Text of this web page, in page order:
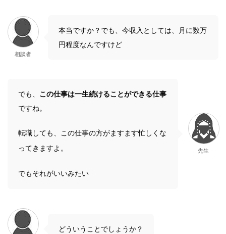
相談者
本当ですか？でも、今収入としては、月に数万
円程度なんですけど
でも、 この仕事は一生続けることができる仕事
ですね。
転職しても、この仕事の方がますます忙しくな
ってきますよ。
でもそれがいいみたい
先生
どういうことでしょうか？